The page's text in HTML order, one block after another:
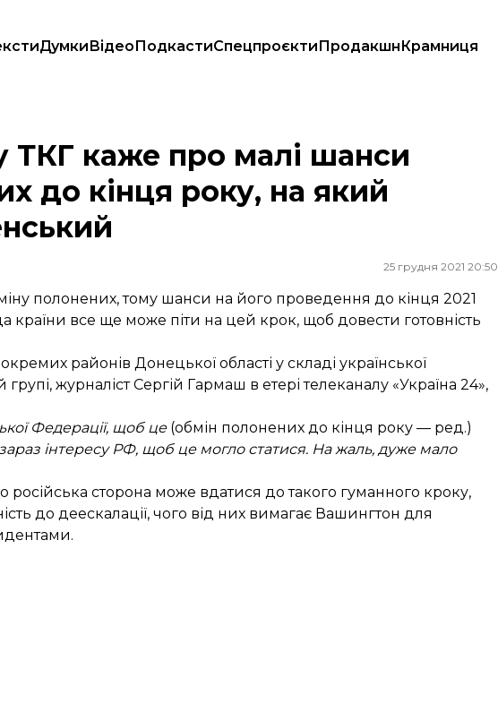
ДумкиВідеоПодкастиСпецпроєктиПродакшнКрамниця
полонених до кінця року, на який сподівався Зеленський
ТКГ каже про малі шанси
до кінця року, на який
25 грудня 2021 20:50
полонених, тому шанси на його проведення до кінця 2021
країни все ще може піти на цей крок, щоб довести готовність
районів Донецької області у складі української
групі, журналіст Сергій Гармаш в етері телеканалу «Україна 24»,
Федерації, щоб це(обмін полонених до кінця року — ред.)
інтересу РФ, щоб це могло статися. На жаль, дуже мало
сторона може вдатися до такого гуманного кроку,
до деескалації, чого від них вимагає Вашингтон для